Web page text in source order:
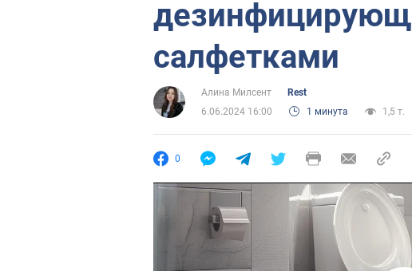
салфетками
Алина Милсент
Rest
6.06.2024 16:00
1 минута 1,5 т.
0